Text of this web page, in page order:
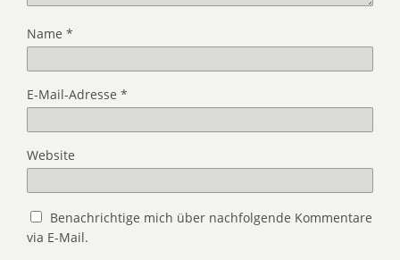
Name *
E-Mail-Adresse *
Website
Benachrichtige mich über nachfolgende Kommentare
via E-Mail.